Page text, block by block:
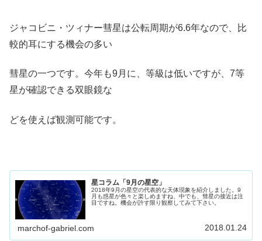
ジャコビニ・ツィナー彗星は公転周期が6.6年なので、比
較的耳にする機会の多い
彗星の一つです。今年も9月に、等級は低いですが、7等
星が確認できる双眼鏡な
どを使えば観測可能です。
星コラム「9月の星空」
2018年9月の星空の代表的な天体現象を紹介しました。9
月も惑星が色々と楽しめますね、中でも、彗星の接近は注
目ですね。機会が許す限り観察してみて下さい。
marchof-gabriel.com 2018.01.24